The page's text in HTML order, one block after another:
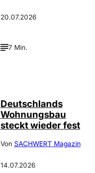
20.07.2026
7 Min.
Deutschlands
Wohnungsbau
steckt wieder fest
Von SACHWERT Magazin
14.07.2026